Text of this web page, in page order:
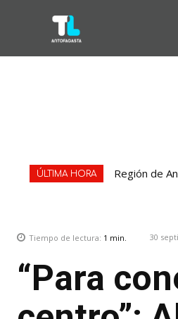
ÚLTIMA HORA Región de
Tiempo de lectura: 1 min. 30
“Para